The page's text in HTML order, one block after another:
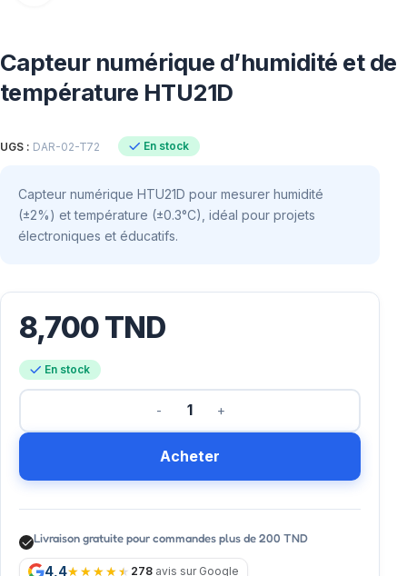
Capteur numérique d’humidité et de
température HTU21D
UGS : DAR-02-T72 En stock
Capteur numérique HTU21D pour mesurer humidité
(±2%) et température (±0.3°C), idéal pour projets
électroniques et éducatifs.
8,700TND
En stock
Acheter
Livraison gratuite pour commandes plus de 200 TND
4,4 278 avis sur Google